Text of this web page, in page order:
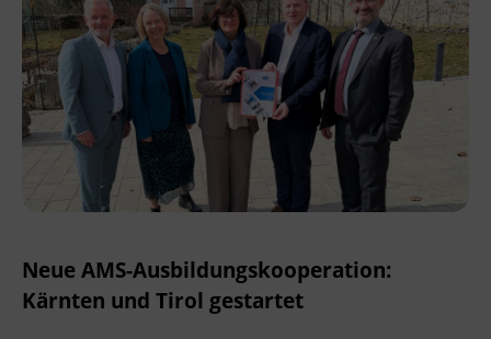
Neue AMS-Ausbildungskooperation:
Kärnten und Tirol gestartet